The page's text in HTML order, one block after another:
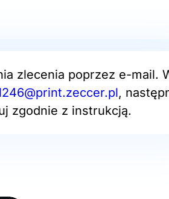
zlecenia poprzez e-mail.
,
zgodnie z instrukcją.